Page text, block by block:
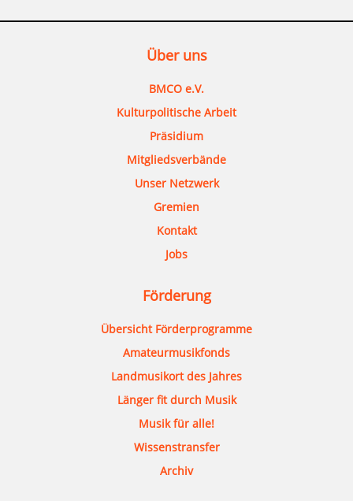
Über uns
BMCO e.V.
Kulturpolitische Arbeit
Präsidium
Mitgliedsverbände
Unser Netzwerk
Gremien
Kontakt
Jobs
Förderung
Übersicht Förderprogramme
Amateurmusikfonds
Landmusikort des Jahres
Länger fit durch Musik
Musik für alle!
Wissenstransfer
Archiv